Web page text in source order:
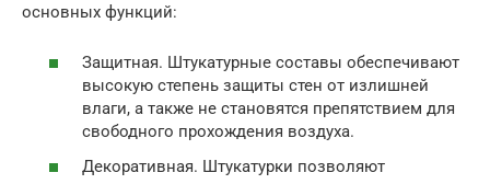
основных функций:
Защитная. Штукатурные составы обеспечивают
высокую степень защиты стен от излишней
влаги, а также не становятся препятствием для
свободного прохождения воздуха.
Декоративная. Штукатурки позволяют